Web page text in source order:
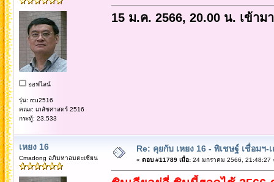
ออฟไลน์
รุ่น: rcu2516
คณะ: เภสัชศาสตร์ 2516
กระทู้: 23,533
15 ม.ค. 2566, 20.00 น. เข้าม
เหยง 16
Cmadong อภิมหาอมตะเซียน
Re: คุยกับ เหยง 16 - พิเชษฐ์ เชื่อมฯ
« ตอบ #11789 เมื่อ:24 มกราคม 2566, 21:48:27